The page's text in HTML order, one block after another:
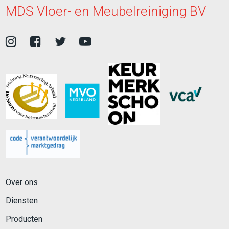
MDS Vloer- en Meubelreiniging BV
Over ons
Diensten
Producten